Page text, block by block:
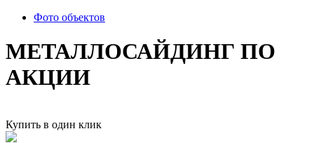
Фото объектов
МЕТАЛЛОСАЙДИНГ ПО
АКЦИИ
Купить в один клик